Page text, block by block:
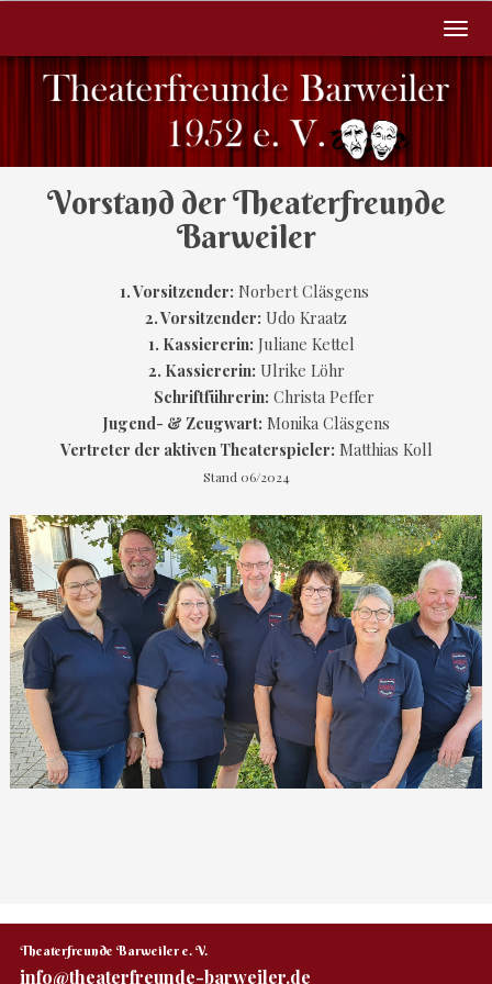
Vorstand der Theaterfreunde
Barweiler
1. Vorsitzender: Norbert Cläsgens
2. Vorsitzender: Udo Kraatz
1. Kassiererin: Juliane Kettel
2. Kassiererin: Ulrike Löhr
Schriftführerin: Christa Peffer
Jugend- & Zeugwart: Monika Cläsgens
Vertreter der aktiven Theaterspieler: Matthias Koll
Stand 06/2024
Theaterfreunde Barweiler e. V.
info@theaterfreunde-barweiler.de